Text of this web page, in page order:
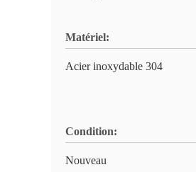
Matériel:
Acier inoxydable 304
Condition:
Nouveau